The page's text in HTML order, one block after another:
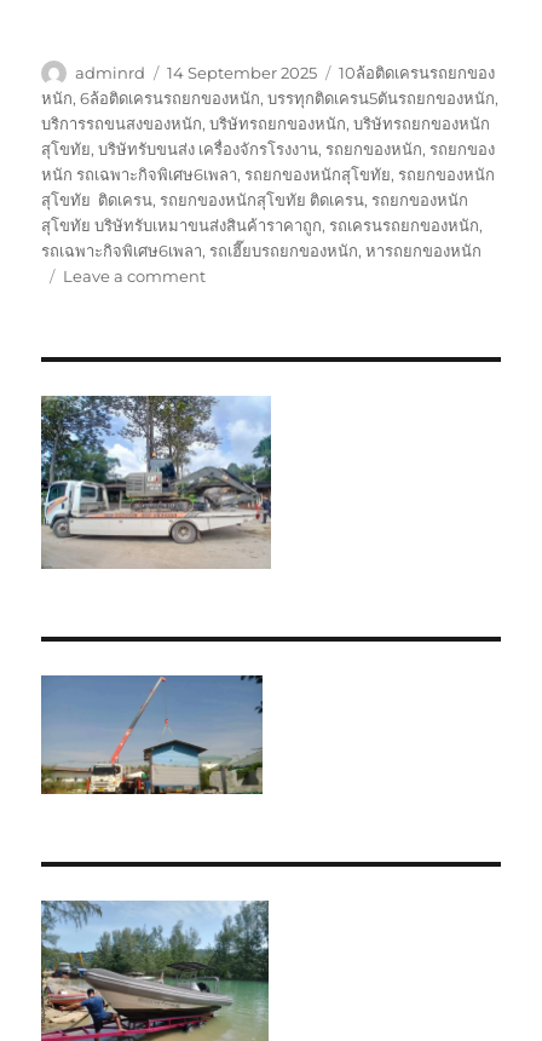
Author
adminrd
Posted
on
14 September 2025 Tags
10ล้อติดเครนรถยกของ
หนัก,6ล้อติดเครนรถยกของหนัก,บรรทุกติดเครน5ตันรถยกของหนัก,
บริการรถขนสงของหนัก,บริษัทรถยกของหนัก,บริษัทรถยกของหนัก
สุโขทัย,บริษัทรับขนส่ง เครื่องจักรโรงงาน,รถยกของหนัก,รถยกของ
หนัก รถเฉพาะกิจพิเศษ6เพลา,รถยกของหนักสุโขทัย,รถยกของหนัก
สุโขทัย ติดเครน,รถยกของหนักสุโขทัย ติดเครน,รถยกของหนัก
สุโขทัย บริษัทรับเหมาขนส่งสินค้าราคาถูก,รถเครนรถยกของหนัก,
รถเฉพาะกิจพิเศษ6เพลา,รถเฮี๊ยบรถยกของหนัก,หารถยกของหนัก
Leave a commenton
สุโขทัย
บริษัท
รับ
เหมา
ขนส่ง
สินค้า